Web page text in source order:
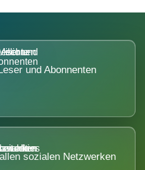
und Abonnenten
sozialen Netzwerken